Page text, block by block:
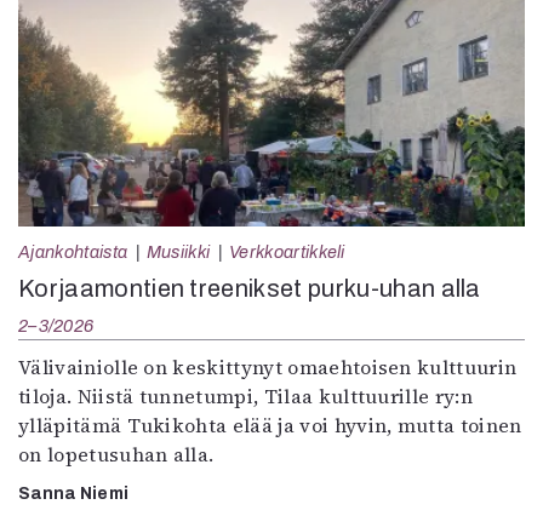
Ajankohtaista Musiikki Verkkoartikkeli
Korjaamontien treenikset purku-uhan alla
2–3/2026
Välivainiolle on keskittynyt omaehtoisen kulttuurin
tiloja. Niistä tunnetumpi, Tilaa kulttuurille ry:n
ylläpitämä Tukikohta elää ja voi hyvin, mutta toinen
on lopetusuhan alla.
Sanna Niemi